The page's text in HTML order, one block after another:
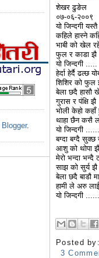
Blogger.
शेखर ढुङेल
०७-०६-२००९
यो जिन्दगी यस्तै
कहिले हास्ने
भाबी को खेल
फुल र काडा झै
यो जिन्दगी .....
हेर्दा हेर्दै ढल्छ
शिशिर को फुल
बेला छदै हासौ
गुरास र पंक्षि झै
भोली केहो कहाँ
थाहा छैन कसै
यो जिन्दगी
बग्दा बग्दै सुक्छ
आशु को थोपा झै
मेरो भन्दा भन्दै
साझ को सुर्य झै
बेला छदै बाडौ
हामी ले अरु लाई
यो जिन्दगी
Posted by:
3